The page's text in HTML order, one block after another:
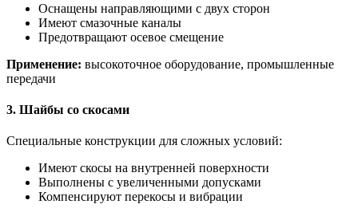
Оснащены направляющими с двух сторон
Имеют смазочные каналы
Предотвращают осевое смещение
Применение: высокоточное оборудование, промышленные
передачи
3. Шайбы со скосами
Специальные конструкции для сложных условий:
Имеют скосы на внутренней поверхности
Выполнены с увеличенными допусками
Компенсируют перекосы и вибрации